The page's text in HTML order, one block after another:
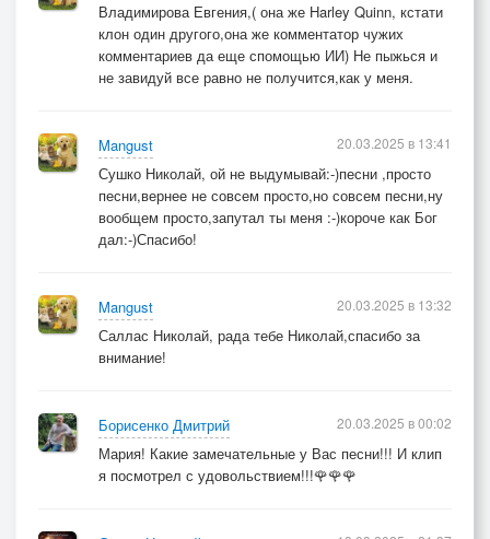
Владимирова Евгения,( она же Harley Quinn, кстати
клон один другого,она же комментатор чужих
комментариев да еще спомощью ИИ) Не пыжься и
не завидуй все равно не получится,как у меня.
Mangust
Сушко Николай, ой не выдумывай:-)песни ,просто
песни,вернее не совсем просто,но совсем песни,ну
вообщем просто,запутал ты меня :-)короче как Бог
дал:-)Спасибо!
20.03.2025 в 13:41
Mangust
Саллас Николай, рада тебе Николай,спасибо за
внимание!
20.03.2025 в 13:32
Борисенко Дмитрий
Мария! Какие замечательные у Вас песни!!! И клип
я посмотрел с удовольствием!!!🌹🌹🌹
20.03.2025 в 00:02